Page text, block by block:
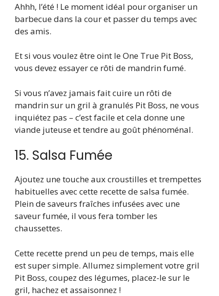
Ahhh, l’été ! Le moment idéal pour organiser un
barbecue dans la cour et passer du temps avec
des amis.
Et si vous voulez être oint le One True Pit Boss,
vous devez essayer ce rôti de mandrin fumé.
Si vous n’avez jamais fait cuire un rôti de
mandrin sur un gril à granulés Pit Boss, ne vous
inquiétez pas – c’est facile et cela donne une
viande juteuse et tendre au goût phénoménal.
15. Salsa Fumée
Ajoutez une touche aux croustilles et trempettes
habituelles avec cette recette de salsa fumée.
Plein de saveurs fraîches infusées avec une
saveur fumée, il vous fera tomber les
chaussettes.
Cette recette prend un peu de temps, mais elle
est super simple. Allumez simplement votre gril
Pit Boss, coupez des légumes, placez-le sur le
gril, hachez et assaisonnez !